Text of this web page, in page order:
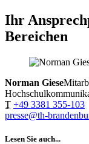
Ihr
Bereichen
Norman Giese
T +49 3381 355-103
presse@th-
Lesen Sie auch...